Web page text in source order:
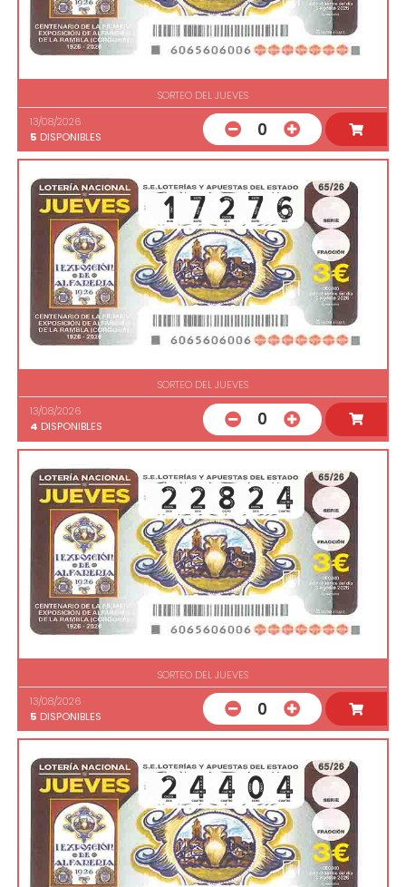
SORTEO DEL JUEVES
13/08/2026
5 DISPONIBLES 0
SORTEO DEL JUEVES
13/08/2026
4 DISPONIBLES 0
SORTEO DEL JUEVES
13/08/2026
5 DISPONIBLES 0